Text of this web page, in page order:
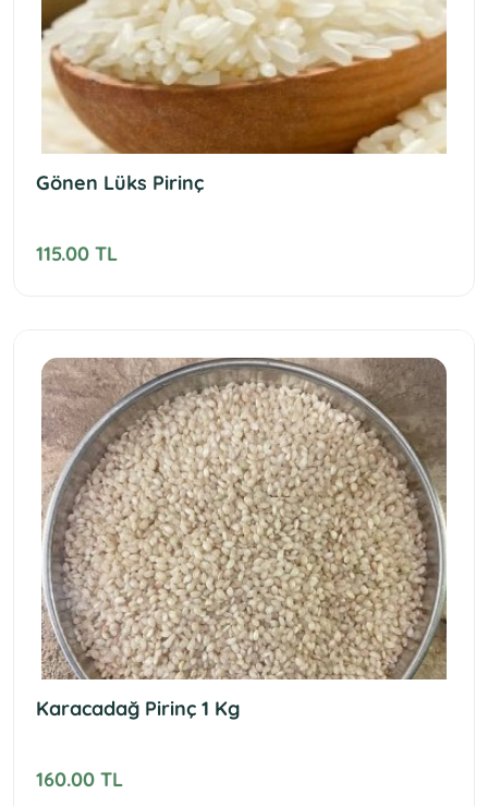
Gönen Lüks Pirinç
115.00 TL
Karacadağ Pirinç 1 Kg
160.00 TL